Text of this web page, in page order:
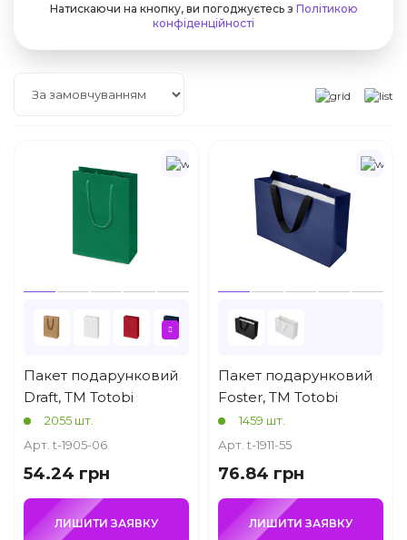
Натискаючи на кнопку, ви погоджуєтесь з Політикою
конфіденційності
Пакет подарунковий
Draft, TM Totobi
2055 шт.
Арт. t-1905-06
54.24 грн
ЛИШИТИ ЗАЯВКУ
Пакет подарунковий
Foster, TM Totobi
1459 шт.
Арт. t-1911-55
76.84 грн
ЛИШИТИ ЗАЯВКУ